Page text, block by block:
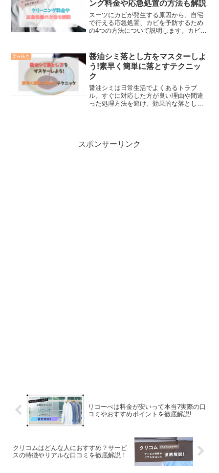
ング料金や応急処置の方法も解説
スーツにカビが発生する原因から、自宅
で行える応急処置、カビを予防するため
の4つの方法について説明します。カビが
クリーニングのメリットについても解
説。さらに、カビ取りにおすすめの宅配
クリーニング2選を紹介。
染み抜き
醤油シミ落とし方をマスターしよ
う!素早く簡単に落とすテクニッ
ク
醤油シミは日常生活でよくあるトラブ
ル。すぐに対応した方が良い理由や間違
った処理方法を避け、効果的な落とし方
ます。
スポンサーリンク
リコーべは料金が安いって本当?実際の口
コミやおすすめポイントを徹底解説!
クリコムはどんな人におすすめ？サービ
スの特徴やリアルな口コミを徹底解説！